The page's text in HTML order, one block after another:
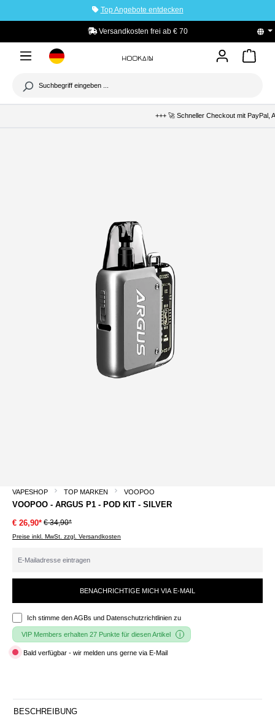
Top Angebote entdecken
Versandkosten frei ab € 70 PayPal
+++ 🚀 Schneller Checkout mit PayPal,
VAPESHOP TOP MARKEN VOOPOO
VOOPOO - ARGUS P1 - POD KIT - SILVER
€ 26,90* € 34,90*
Preise inkl. MwSt. zzgl. Versandkosten
BENACHRICHTIGE MICH VIA E-MAIL
Ich stimme denAGBs und Datenschutzrichtlinien zu
VIP Members erhalten 27 Punkte für diesen Artikel
Bald verfügbar - wir melden uns gerne via E-Mail
BESCHREIBUNG